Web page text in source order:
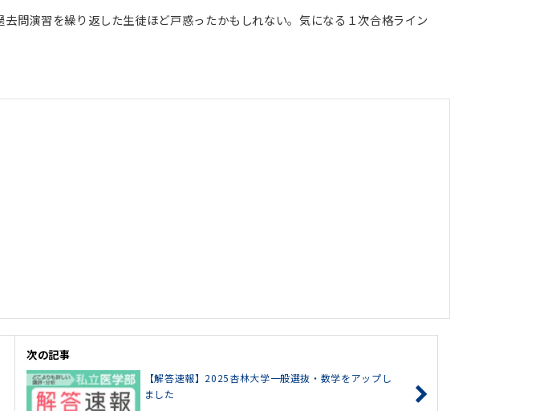
問演習を繰り返した生徒ほど戸惑ったかもしれない。気になる１次合格ライン
次の記事
【解答速報】2025杏林大学一般選抜・数学をアップし
ました